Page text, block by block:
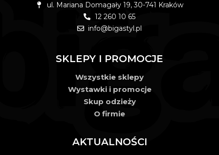
ul. Mariana Domagały 19, 30-741 Kraków
12 260 10 65
info@bigastyl.pl
SKLEPY I PROMOCJE
Wszystkie sklepy
Wystawki i promocje
Skup odzieży
O firmie
AKTUALNOŚCI